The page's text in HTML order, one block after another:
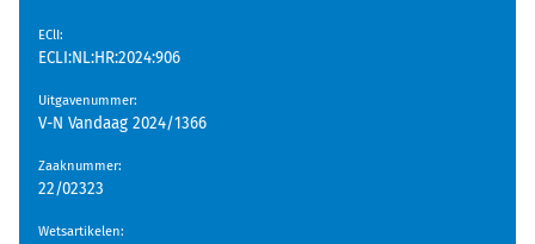
EClI:
ECLI:NL:HR:2024:906
Uitgavenummer:
V-N Vandaag 2024/1366
Zaaknummer:
22/02323
Wetsartikelen: